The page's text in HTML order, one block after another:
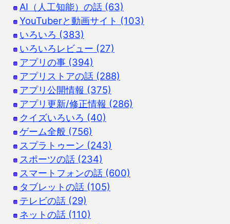
AI（人工知能）の話 (63)
YouTuberと動画サイト (103)
いろいろ (383)
いろいろレビュー (27)
アプリの事 (394)
アプリストアの話 (288)
アプリ公開情報 (375)
アプリ更新/修正情報 (286)
クイズいろいろ (40)
ゲーム全般 (756)
スプラトゥーン (243)
スポーツの話 (234)
スマートフォンの話 (600)
タブレットの話 (105)
テレビの話 (29)
ネットの話 (110)